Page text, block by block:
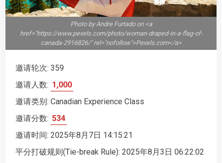
Photo by Andre Furtado on <a
href="https://www.pexels.com/photo/woman-draped-in-a-flag-of-
canada-2916826/" rel="nofollow">Pexels.com</a>
邀请轮次: 359
邀请人数: 1,000
邀请类别: Canadian Experience Class
邀请分数: 534
邀请时间: 2025年8月7日 14:15:21
平分打破规则(Tie-break Rule): 2025年8月3日 06:22:02